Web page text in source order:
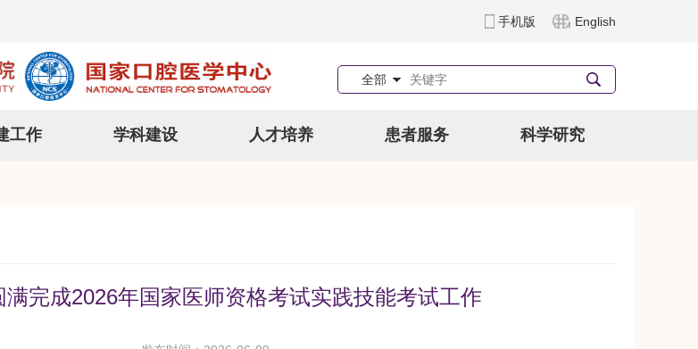
手机版 English
全部
工作 学科建设 人才培养 患者服务 科学研究
满完成2026年国家医师资格考试实践技能考试工作